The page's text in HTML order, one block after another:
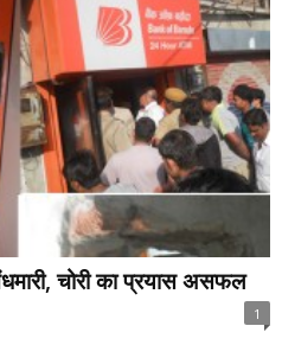
चोरी का प्रयास असफल
1